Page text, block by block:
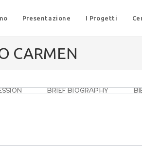
Presentazione I Progetti
CARMEN
BRIEF BIOGRAPHY